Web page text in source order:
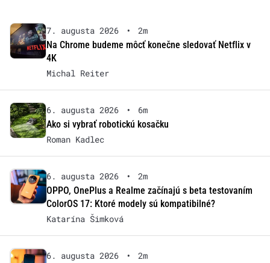
7. augusta 2026 •
2m
Na Chrome budeme môcť konečne sledovať Netflix v
4K
Michal Reiter
6. augusta 2026 •
6m
Ako si vybrať robotickú kosačku
Roman Kadlec
6. augusta 2026 •
2m
OPPO, OnePlus a Realme začínajú s beta testovaním
ColorOS 17: Ktoré modely sú kompatibilné?
Katarína Šimková
6. augusta 2026 •
2m